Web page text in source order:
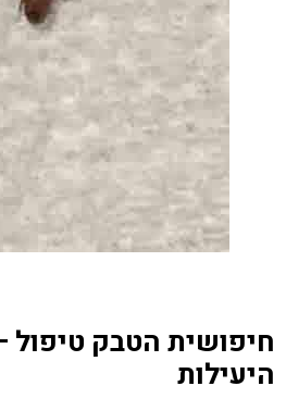
חיפושית הטבק טיפול
היעילות